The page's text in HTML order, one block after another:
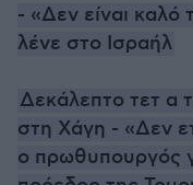
- «Δεν είναι
λένε στο Ισραήλ
Δεκάλεπτο τετ α
στη Χάγη - «Δεν
ο πρωθυπουργός